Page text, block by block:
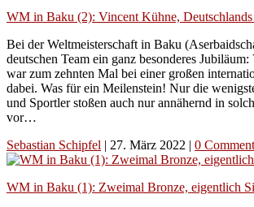
WM in Baku (2): Vincent Kühne,
Bei der Weltmeisterschaft in Baku
deutschen Team ein ganz besonderes
war zum zehnten Mal bei einer großen
dabei. Was für ein Meilenstein! Nur die
und Sportler stoßen auch nur annähernd in
vor…
Sebastian Schipfel | 27. März 2022 | 0
WM in Baku (1): Zweimal Bronze, eigentlich